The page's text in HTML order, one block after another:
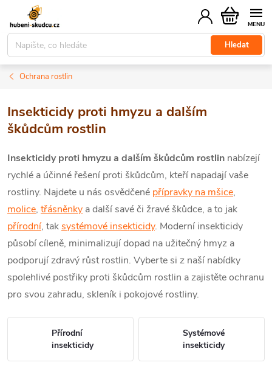
obsah
Hledat
Nákupní
košík
Ochrana rostlin
Insekticidy proti hmyzu a dalším
škůdcům rostlin
Insekticidy proti hmyzu a dalším škůdcům rostlin nabízejí
rychlé a účinné řešení proti škůdcům, kteří napadají vaše
rostliny. Najdete u nás osvědčené přípravky na mšice,
molice, třásněnky a další savé či žravé škůdce, a to jak
přírodní, tak systémové insekticidy. Moderní insekticidy
působí cíleně, minimalizují dopad na užitečný hmyz a
podporují zdravý růst rostlin. Vyberte si z naší nabídky
spolehlivé postřiky proti škůdcům rostlin a zajistěte ochranu
pro svou zahradu, skleník i pokojové rostliny.
Přírodní
insekticidy
Systémové
insekticidy